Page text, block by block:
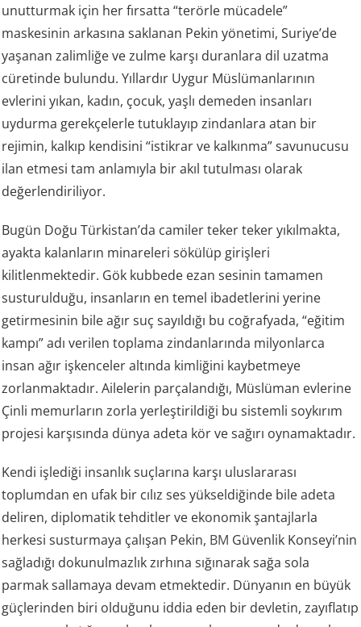
unutturmak için her fırsatta “terörle mücadele”
maskesinin arkasına saklanan Pekin yönetimi, Suriye’de
yaşanan zalimliğe ve zulme karşı duranlara dil uzatma
cüretinde bulundu. Yıllardır Uygur Müslümanlarının
evlerini yıkan, kadın, çocuk, yaşlı demeden insanları
uydurma gerekçelerle tutuklayıp zindanlara atan bir
rejimin, kalkıp kendisini “istikrar ve kalkınma” savunucusu
ilan etmesi tam anlamıyla bir akıl tutulması olarak
değerlendiriliyor.
Bugün Doğu Türkistan’da camiler teker teker yıkılmakta,
ayakta kalanların minareleri sökülüp girişleri
kilitlenmektedir. Gök kubbede ezan sesinin tamamen
susturulduğu, insanların en temel ibadetlerini yerine
getirmesinin bile ağır suç sayıldığı bu coğrafyada, “eğitim
kampı” adı verilen toplama zindanlarında milyonlarca
insan ağır işkenceler altında kimliğini kaybetmeye
zorlanmaktadır. Ailelerin parçalandığı, Müslüman evlerine
Çinli memurların zorla yerleştirildiği bu sistemli soykırım
projesi karşısında dünya adeta kör ve sağırı oynamaktadır.
Kendi işlediği insanlık suçlarına karşı uluslararası
toplumdan en ufak bir cılız ses yükseldiğinde bile adeta
deliren, diplomatik tehditler ve ekonomik şantajlarla
herkesi susturmaya çalışan Pekin, BM Güvenlik Konseyi’nin
sağladığı dokunulmazlık zırhına sığınarak sağa sola
parmak sallamaya devam etmektedir. Dünyanın en büyük
güçlerinden biri olduğunu iddia eden bir devletin, zayıflatıp